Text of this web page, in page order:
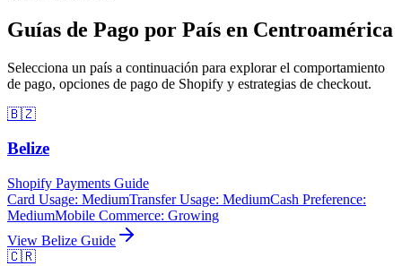
Guías de Pago por País en Centroamérica
Selecciona un país a continuación para explorar el comportamiento
de pago, opciones de pago de Shopify y estrategias de checkout.
🇧🇿
Belize
Shopify Payments Guide
Card Usage: MediumTransfer Usage: MediumCash Preference:
MediumMobile Commerce: Growing
View Belize Guide
🇨🇷